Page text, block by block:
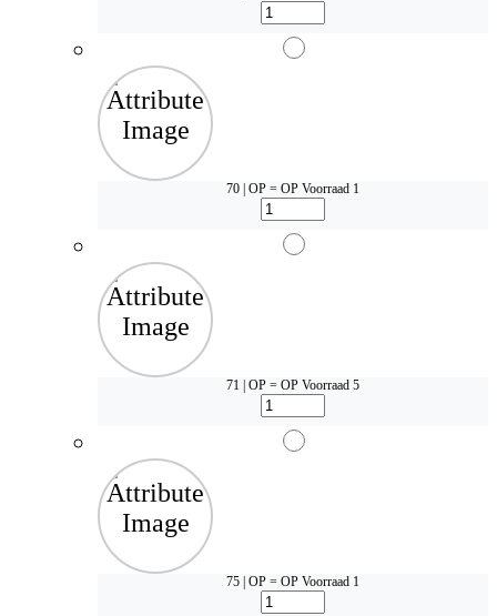
70 | OP = OP Voorraad 1
71 | OP = OP Voorraad 5
75 | OP = OP Voorraad 1